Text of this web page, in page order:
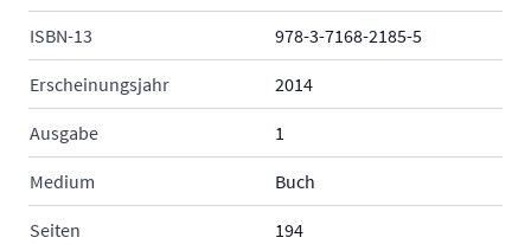
ISBN-13 978-3-7168-2185-5
Erscheinungsjahr 2014
Ausgabe 1
Medium Buch
Seiten 194